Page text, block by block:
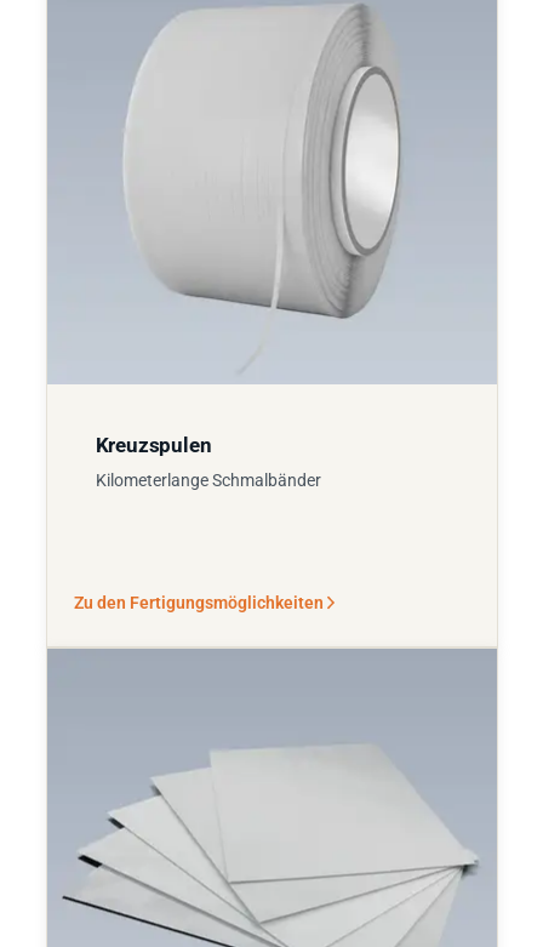
Kreuzspulen
Kilometerlange Schmalbänder
Zu den Fertigungsmöglichkeiten